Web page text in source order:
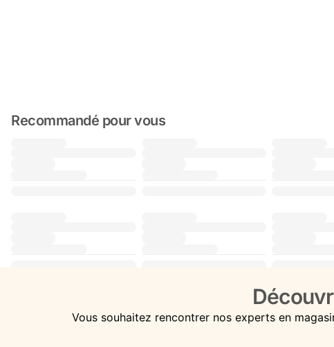
Recommandé pour vous
Vous souhaitez rencontrer nos experts en